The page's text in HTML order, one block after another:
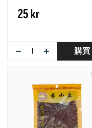
25 kr
− + 購買